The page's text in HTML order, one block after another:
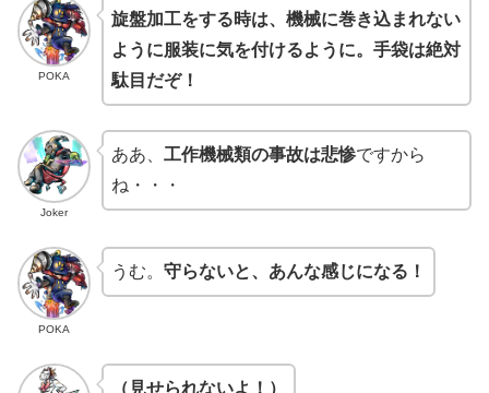
POKA
旋盤加工をする時は、機械に巻き込まれない
ように服装に気を付けるように。手袋は絶対
駄目だぞ！
Joker
ああ、 工作機械類の事故は悲惨ですから
ね・・・
POKA
うむ。 守らないと、あんな感じになる！
（見せられないよ！）